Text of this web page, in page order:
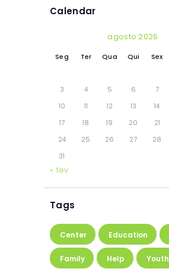
Calendar
agosto 2026
Seg Ter Qua Qui Sex
3
4 5 6 7
10
11 12 13 14
17
18 19 20 21
24
25 26 27 28
31
« fev
Tags
Center Education
Family Help Youth